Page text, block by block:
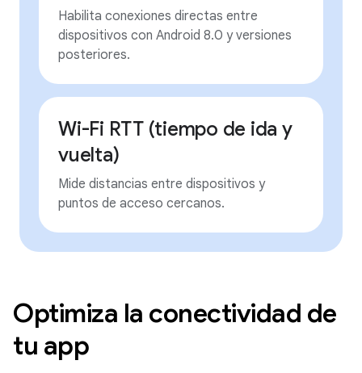
Habilita conexiones directas entre
dispositivos con Android 8.0 y versiones
posteriores.
Wi-Fi RTT (tiempo de ida y
vuelta)
Mide distancias entre dispositivos y
puntos de acceso cercanos.
Optimiza la conectividad de
tu app